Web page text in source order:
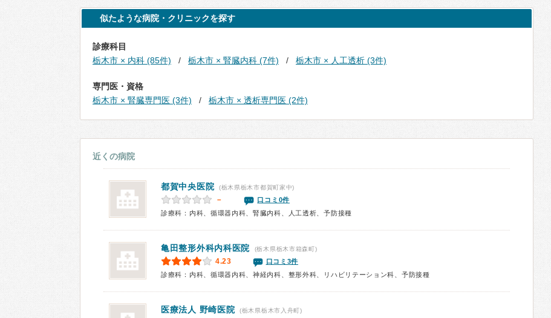
似たような病院・クリニックを探す
診療科目
栃木市 × 内科 (85件)
栃木市 × 腎臓内科 (7件) 栃木市 × 人工透析 (3件)
専門医・資格
栃木市 × 腎臓専門医 (3件)
栃木市 × 透析専門医 (2件)
近くの病院
都賀中央医院 (栃木県栃木市都賀町家中)
－
口コミ0件
診療科：内科、循環器内科、腎臓内科、人工透析、予防接種
亀田整形外科内科医院 (栃木県栃木市箱森町)
4.23
口コミ3件
診療科：内科、循環器内科、神経内科、整形外科、リハビリテーション科、予防接種
医療法人 野崎医院 (栃木県栃木市入舟町)